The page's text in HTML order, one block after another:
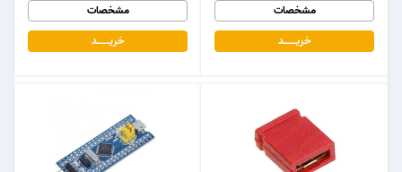
مشخصات
خریـــــــد
مشخصات
خریـــــــد